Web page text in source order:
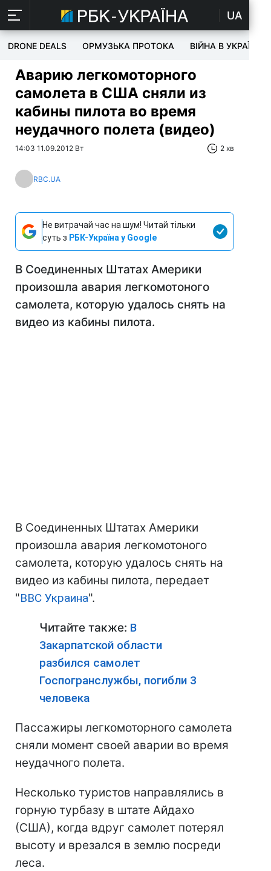
UA
DRONE DEALS ОРМУЗЬКА ПРОТОКА ВІЙНА В УКРАЇНІ
Аварию легкомоторного
самолета в США сняли из
кабины пилота во время
неудачного полета (видео)
14:03 11.09.2012 Вт 2 хв
RBC.UA
Не витрачай час на шум! Читай тільки
суть з РБК-Україна у Google
В Соединенных Штатах Америки
произошла авария легкомотоного
самолета, которую удалось снять на
видео из кабины пилота.
В Соединенных Штатах Америки
произошла авария легкомотоного
самолета, которую удалось снять на
видео из кабины пилота, передает
"ВВС Украина".
Читайте также: В
Закарпатской области
разбился самолет
Госпогранслужбы, погибли 3
человека
Пассажиры легкомоторного самолета
сняли момент своей аварии во время
неудачного полета.
Несколько туристов направлялись в
горную турбазу в штате Айдахо
(США), когда вдруг самолет потерял
высоту и врезался в землю посреди
леса.